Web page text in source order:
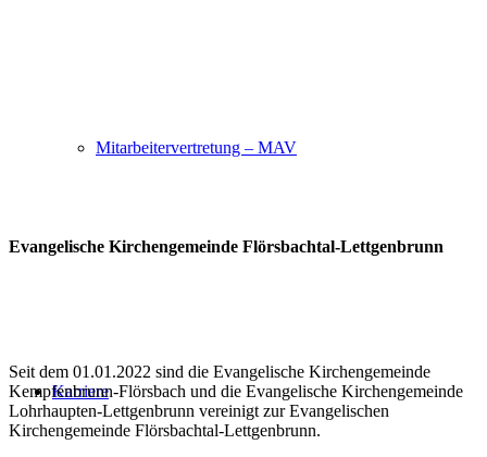
Mitarbeitervertretung – MAV
Karriere
Evangelische Kirchengemeinde Flörsbachtal-Lettgenbrunn
Seit dem 01.01.2022 sind die Evangelische Kirchengemeinde
Kempfenbrunn-Flörsbach und die Evangelische Kirchengemeinde
Lohrhaupten-Lettgenbrunn vereinigt zur Evangelischen
Kirchengemeinde Flörsbachtal-Lettgenbrunn.